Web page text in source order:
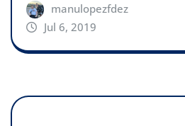
manulopezfdez
Jul 6, 2019